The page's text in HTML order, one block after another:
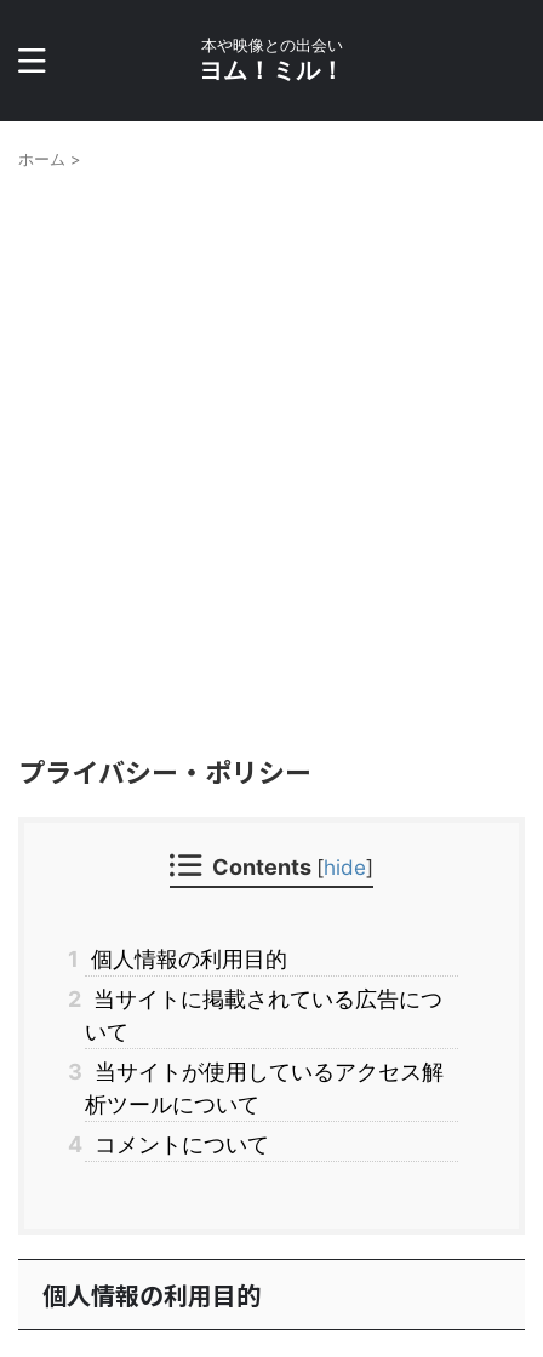
本や映像との出会い
ヨム！ミル！
ホーム >
プライバシー・ポリシー
Contents [hide]
1 個人情報の利用目的
2 当サイトに掲載されている広告につ
いて
3 当サイトが使用しているアクセス解
析ツールについて
4
コメントについて
個人情報の利用目的